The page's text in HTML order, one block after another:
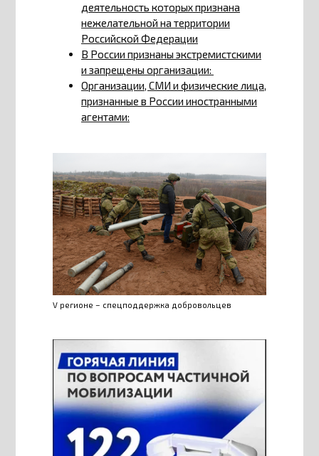
деятельность которых признана
нежелательной на территории
Российской Федерации
В России признаны экстремистскими
и запрещены организации:
Организации, СМИ и физические лица,
признанные в России иностранными
агентами:
V регионе – спецподдержка добровольцев